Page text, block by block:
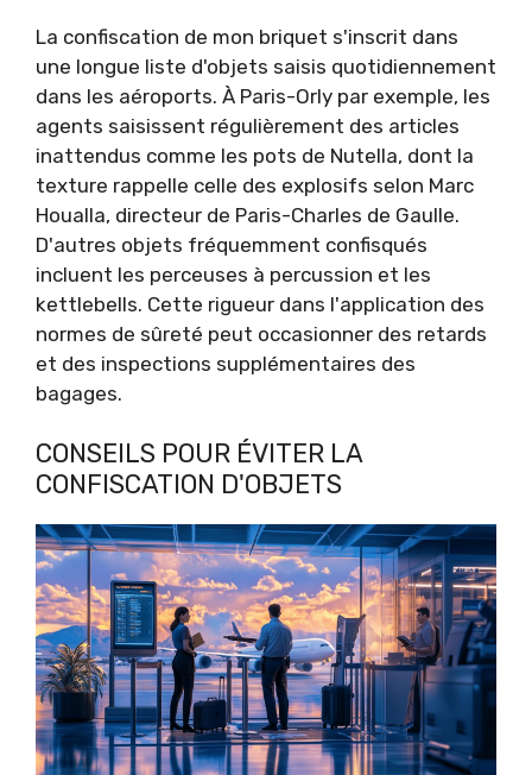
La confiscation de mon briquet s'inscrit dans
une longue liste d'objets saisis quotidiennement
dans les aéroports. À Paris-Orly par exemple, les
agents saisissent régulièrement des articles
inattendus comme les pots de Nutella, dont la
texture rappelle celle des explosifs selon Marc
Houalla, directeur de Paris-Charles de Gaulle.
D'autres objets fréquemment confisqués
incluent les perceuses à percussion et les
kettlebells. Cette rigueur dans l'application des
normes de sûreté peut occasionner des retards
et des inspections supplémentaires des
bagages.
CONSEILS POUR ÉVITER LA
CONFISCATION D'OBJETS